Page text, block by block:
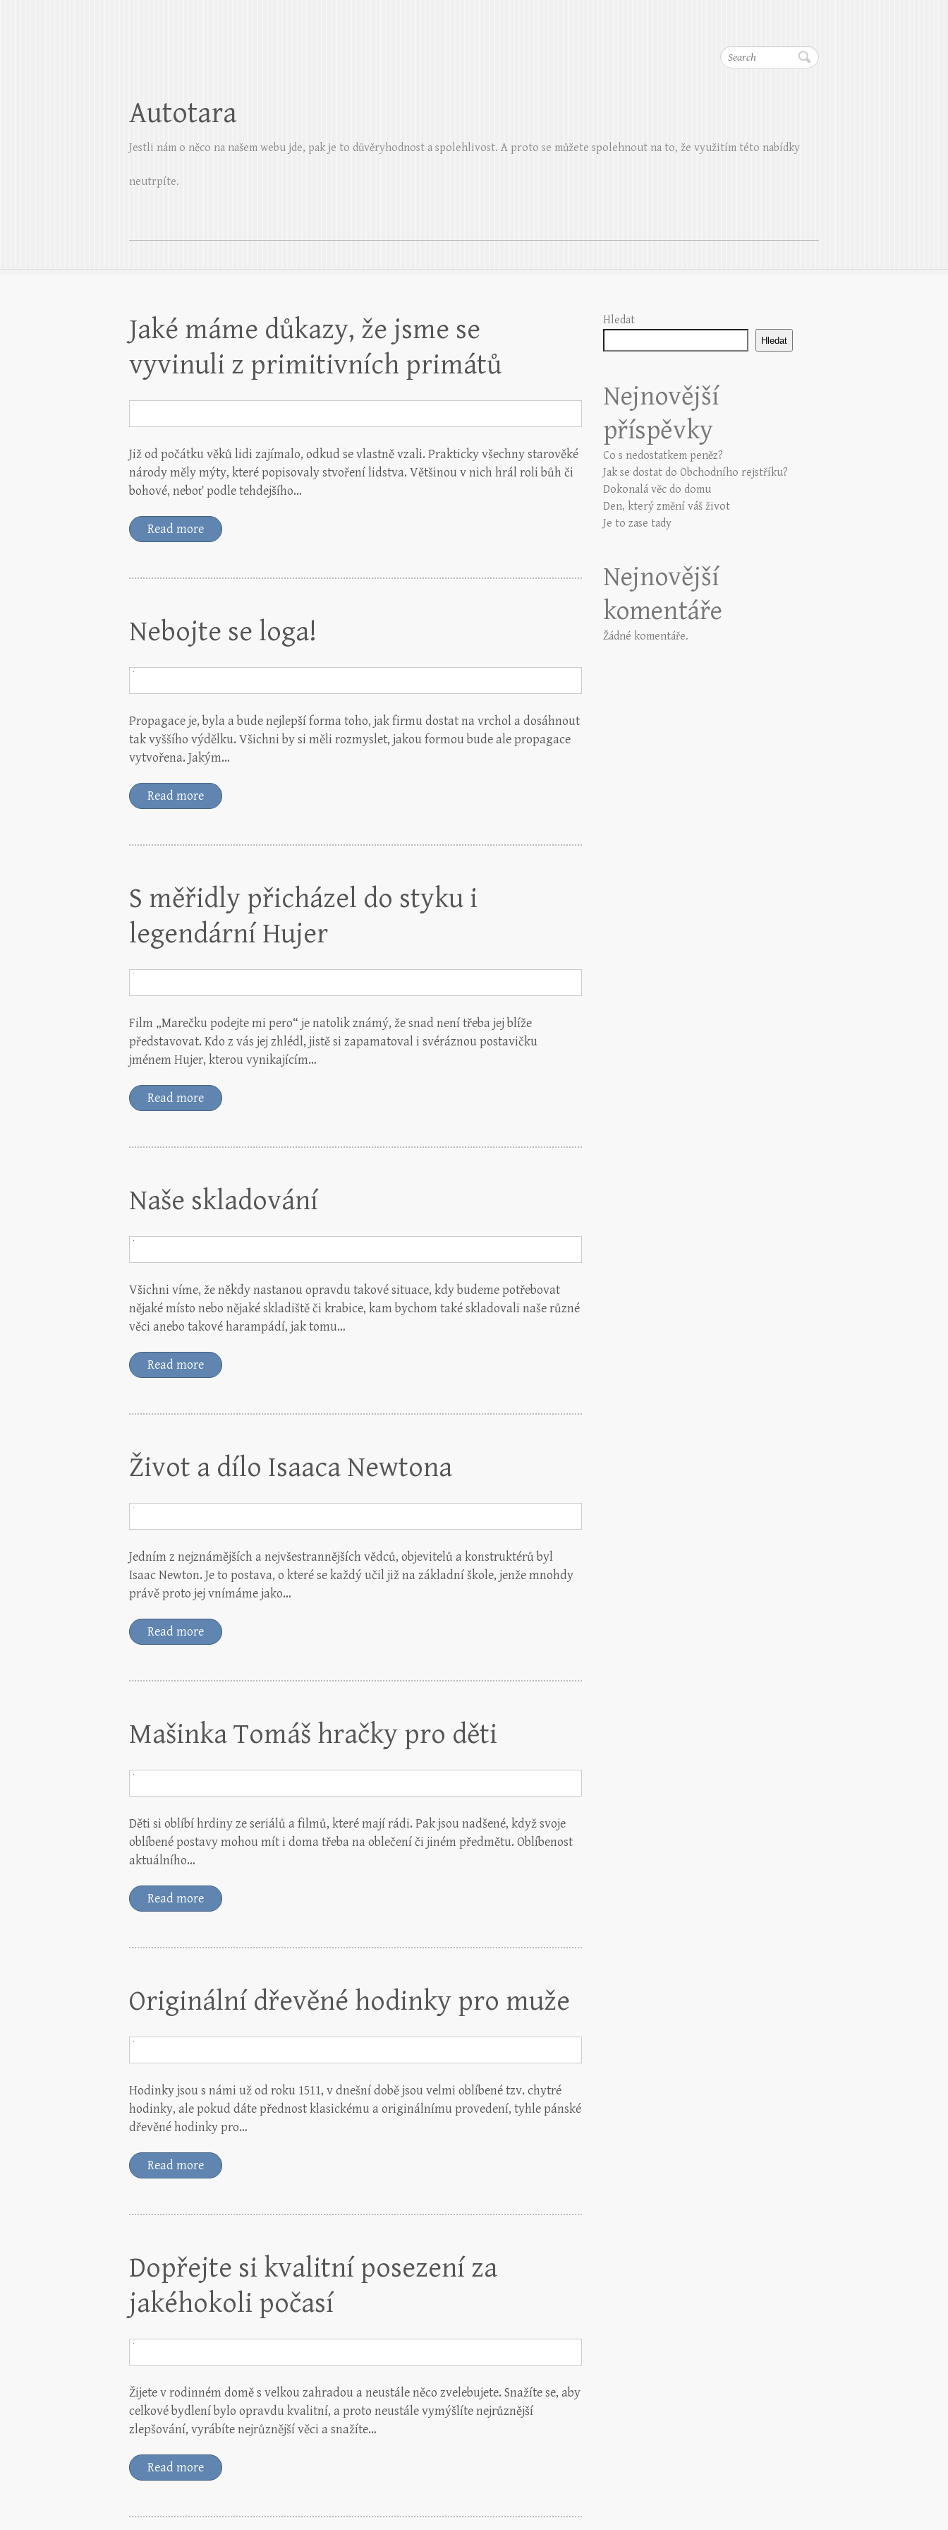
Search
Autotara
Jestli nám o něco na našem webu jde, pak je to důvěryhodnost a spolehlivost. A proto se můžete spolehnout na to, že využitím této nabídky
neutrpíte.
Jaké máme důkazy, že jsme se
vyvinuli z primitivních primátů
Již od počátku věků lidi zajímalo, odkud se vlastně vzali. Prakticky všechny starověké
národy měly mýty, které popisovaly stvoření lidstva. Většinou v nich hrál roli bůh či
bohové, neboť podle tehdejšího…
Read more
Nebojte se loga!
Propagace je, byla a bude nejlepší forma toho, jak firmu dostat na vrchol a dosáhnout
tak vyššího výdělku. Všichni by si měli rozmyslet, jakou formou bude ale propagace
vytvořena. Jakým…
Read more
S měřidly přicházel do styku i
legendární Hujer
Film „Marečku podejte mi pero“ je natolik známý, že snad není třeba jej blíže
představovat. Kdo z vás jej zhlédl, jistě si zapamatoval i svéráznou postavičku
jménem Hujer, kterou vynikajícím…
Read more
Naše skladování
Všichni víme, že někdy nastanou opravdu takové situace, kdy budeme potřebovat
nějaké místo nebo nějaké skladiště či krabice, kam bychom také skladovali naše různé
věci anebo takové harampádí, jak tomu…
Read more
Život a dílo Isaaca Newtona
Jedním z nejznámějších a nejvšestrannějších vědců, objevitelů a konstruktérů byl
Isaac Newton. Je to postava, o které se každý učil již na základní škole, jenže mnohdy
právě proto jej vnímáme jako…
Read more
Mašinka Tomáš hračky pro děti
Děti si oblíbí hrdiny ze seriálů a filmů, které mají rádi. Pak jsou nadšené, když svoje
oblíbené postavy mohou mít i doma třeba na oblečení či jiném předmětu. Oblíbenost
aktuálního…
Read more
Originální dřevěné hodinky pro muže
Hodinky jsou s námi už od roku 1511, v dnešní době jsou velmi oblíbené tzv. chytré
hodinky, ale pokud dáte přednost klasickému a originálnímu provedení, tyhle pánské
dřevěné hodinky pro…
Read more
Dopřejte si kvalitní posezení za
jakéhokoli počasí
Žijete v rodinném domě s velkou zahradou a neustále něco zvelebujete. Snažíte se, aby
celkové bydlení bylo opravdu kvalitní, a proto neustále vymýšlíte nejrůznější
zlepšování, vyrábíte nejrůznější věci a snažíte…
Read more
Hledat
Hledat
Nejnovější
příspěvky
Co s nedostatkem peněz?
Jak se dostat do Obchodního rejstříku?
Dokonalá věc do domu
Den, který změní váš život
Je to zase tady
Nejnovější
komentáře
Žádné komentáře.